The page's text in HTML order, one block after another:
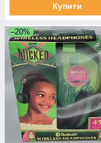
Купити
–20%